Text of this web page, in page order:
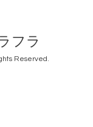
フラ
Reserved.